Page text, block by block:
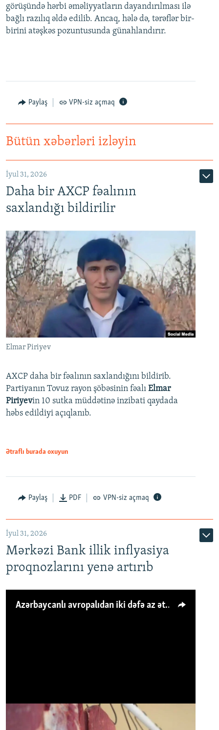
görüşündə hərbi əməliyyatların dayandırılması ilə
bağlı razılıq əldə edilib. Ancaq, hələ də, tərəflər bir-
birini atəşkəs pozuntusunda günahlandırır.
Paylaş VPN-siz açmaq
Bütün xəbərləri izləyin
İyul 31, 2026
Daha bir AXCP fəalının
saxlandığı bildirilir
Elmar Piriyev
AXCP daha bir fəalının saxlandığını bildirib.
Partiyanın Tovuz rayon şöbəsinin fəalı Elmar
Piriyevin 10 sutka müddətinə inzibati qaydada
həbs edildiyi açıqlanıb.
Ətraflı burada oxuyun
Paylaş PDF VPN-siz açmaq
İyul 31, 2026
Mərkəzi Bank illik inflyasiya
proqnozlarını yenə artırıb
Azərbaycanlı avropalıdan iki dəfə az ət yeyir, amma... 'Qiymət artımı qaçılmazdır'